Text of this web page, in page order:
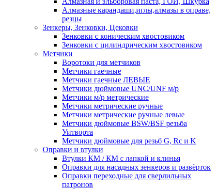
Алмазные карандаши,иглы,алмазы в оправе,
резцы
Зенкеры, Зенковки, Цековки
Зенковки с коническим хвостовиком
Зенковки с цилиндрическим хвостовиком
Метчики
Воротоки для метчиков
Метчики гаечные
Метчики гаечные ЛЕВЫЕ
Метчики дюймовые UNC/UNF м/р
Метчики м/р метрические
Метчики метрические ручные
Метчики метрические ручные левые
Метчики дюймовые BSW/BSF резьба
Уитворта
Метчики дюймовые для резьб G, Rc и K
Оправки и втулки
Втулки КМ / КМ с лапкой и клинья
Оправки для насадных зенкеров и развёрток
Оправки переходные для сверлильных
патронов